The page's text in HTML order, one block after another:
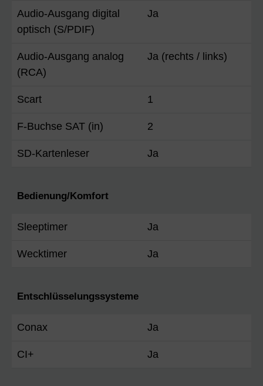
Audio-Ausgang digital
optisch (S/PDIF)
Ja
Audio-Ausgang analog
(RCA)
Ja (rechts / links)
Scart 1
F-Buchse SAT (in) 2
SD-Kartenleser Ja
Bedienung/Komfort
Sleeptimer Ja
Wecktimer Ja
Entschlüsselungssysteme
Conax Ja
CI+ Ja